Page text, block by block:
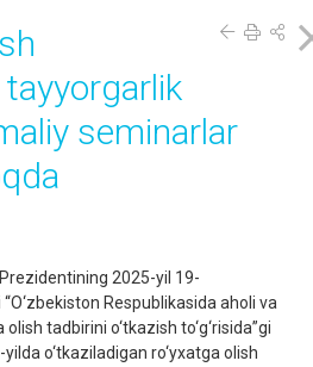
seminarlar
2025-yil 19-
Respublikasida aholi va
olish tadbirini o‘tkazish to‘g‘risida”gi
o‘tkaziladigan ro‘yxatga olish